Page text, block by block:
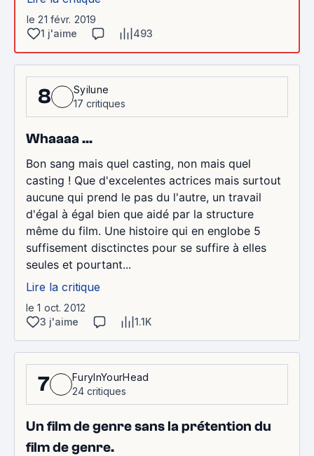
le 21 févr. 2019
1 j'aime
493
8
Syilune
17 critiques
Whaaaa ...
Bon sang mais quel casting, non mais quel
casting ! Que d'excelentes actrices mais surtout
aucune qui prend le pas du l'autre, un travail
d'égal à égal bien que aidé par la structure
même du film. Une histoire qui en englobe 5
suffisement disctinctes pour se suffire à elles
seules et pourtant...
Lire la critique
le 1 oct. 2012
3 j'aime
1.1K
7
FuryInYourHead
24 critiques
Un film de genre sans la prétention du
film de genre.